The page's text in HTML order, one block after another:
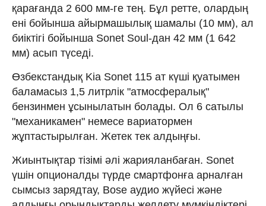
қарағанда 2 600 мм-ге тең. Бұл ретте, олардың
ені бойынша айырмашылық шамалы (10 мм), ал
биіктігі бойынша Sonet Soul-дан 42 мм (1 642
мм) асып түседі.
Өзбекстандық Kia Sonet 115 ат күші қуатымен
баламасыз 1,5 литрлік "атмосфералық"
бензинмен ұсынылатын болады. Ол 6 сатылы
"механикамен" немесе вариатормен
жұптастырылған. Жетек тек алдыңғы.
Жиынтықтар тізімі әлі жарияланбаған. Sonet
үшін опционалды түрде смартфонға арналған
сымсыз зарядтау, Bose аудио жүйесі және